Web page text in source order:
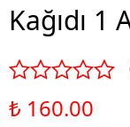
Kağıdı 1
₺ 160.00